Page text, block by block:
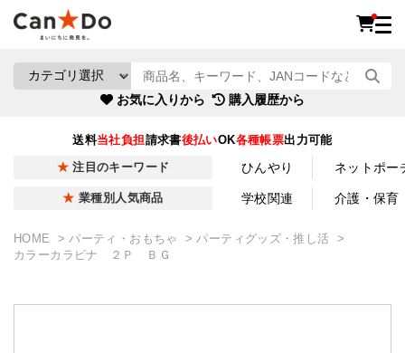
お気に入りから 購入履歴から
送料当社負担請求書後払いOK各種帳票出力可能
注目のキーワード ひんやり ネットポー
業種別人気商品 学校関連 介護・保育
HOME パーティ・おもちゃ
パーティグッズ・推し活
カラーカラビナ ２Ｐ ＢＧ